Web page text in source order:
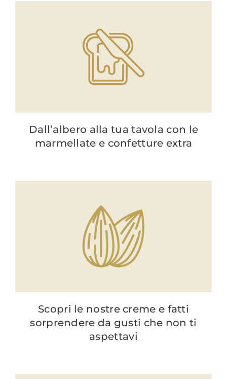
Dall’albero alla tua tavola con le
marmellate e confetture extra
Scopri le nostre creme e fatti
sorprendere da gusti che non ti
aspettavi